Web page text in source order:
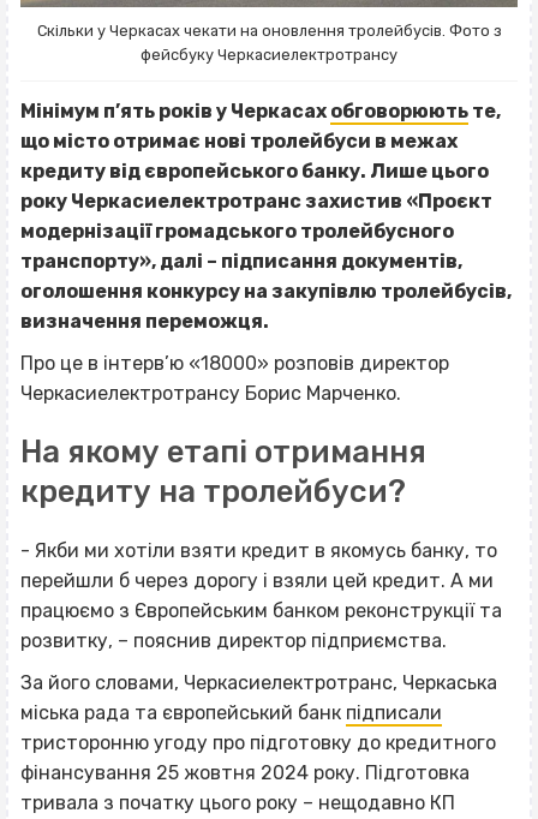
Скільки у Черкасах чекати на оновлення тролейбусів. Фото з
фейсбуку Черкасиелектротрансу
Мінімум п’ять років у Черкасах обговорюють те,
що місто отримає нові тролейбуси в межах
кредиту від європейського банку. Лише цього
року Черкасиелектротранс захистив «Проєкт
модернізації громадського тролейбусного
транспорту», далі – підписання документів,
оголошення конкурсу на закупівлю тролейбусів,
визначення переможця.
Про це в інтерв’ю «18000» розповів директор
Черкасиелектротрансу Борис Марченко.
На якому етапі отримання
кредиту на тролейбуси?
- Якби ми хотіли взяти кредит в якомусь банку, то
перейшли б через дорогу і взяли цей кредит. А ми
працюємо з Європейським банком реконструкції та
розвитку, – пояснив директор підприємства.
За його словами, Черкасиелектротранс, Черкаська
міська рада та європейський банк підписали
тристоронню угоду про підготовку до кредитного
фінансування 25 жовтня 2024 року. Підготовка
тривала з початку цього року – нещодавно КП